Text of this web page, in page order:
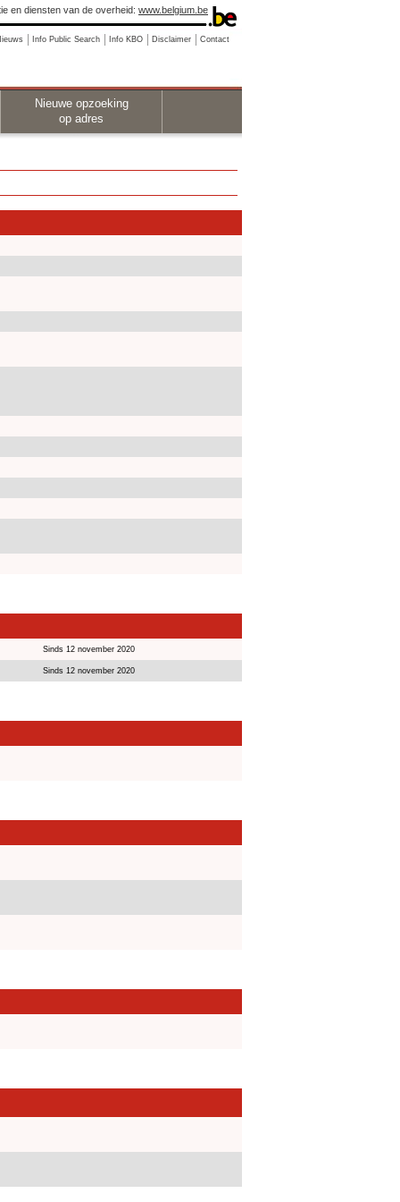
en diensten van de overheid: www.belgium.be
Info Public Search Info KBO Disclaimer Contact
Nieuwe opzoeking
op adres
Sinds 12 november 2020
Sinds 12 november 2020